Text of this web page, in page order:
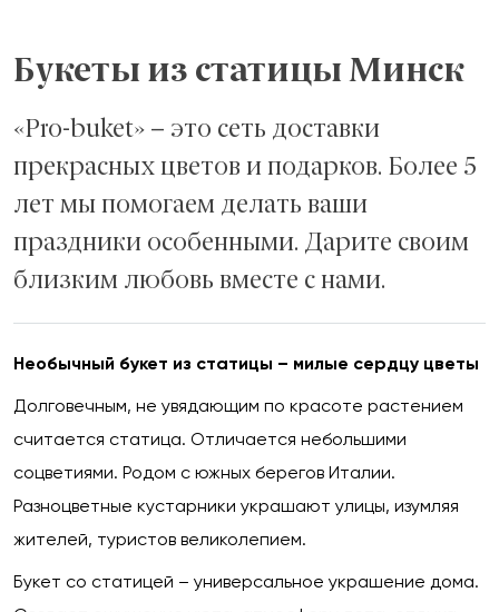
Букеты из статицы Минск
«Pro-buket» – это сеть доставки
прекрасных цветов и подарков. Более 5
лет мы помогаем делать ваши
праздники особенными. Дарите своим
близким любовь вместе с нами.
Необычный букет из статицы – милые сердцу цветы
Долговечным, не увядающим по красоте растением
считается статица. Отличается небольшими
соцветиями. Родом с южных берегов Италии.
Разноцветные кустарники украшают улицы, изумляя
жителей, туристов великолепием.
Букет со статицей – универсальное украшение дома.